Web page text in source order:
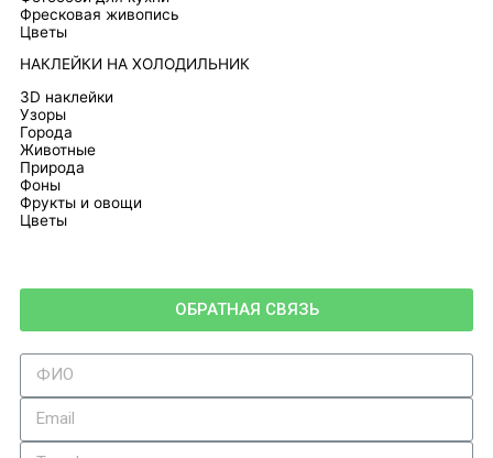
Фресковая живопись
Цветы
НАКЛЕЙКИ НА ХОЛОДИЛЬНИК
3D наклейки
Узоры
Города
Животные
Природа
Фоны
Фрукты и овощи
Цветы
ОБРАТНАЯ СВЯЗЬ